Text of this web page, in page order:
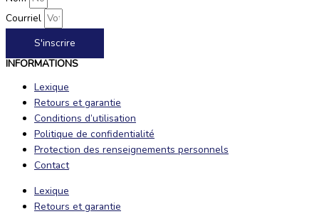
Courriel
S'inscrire
INFORMATIONS
Lexique
Retours et garantie
Conditions d’utilisation
Politique de confidentialité
Protection des renseignements personnels
Contact
Lexique
Retours et garantie